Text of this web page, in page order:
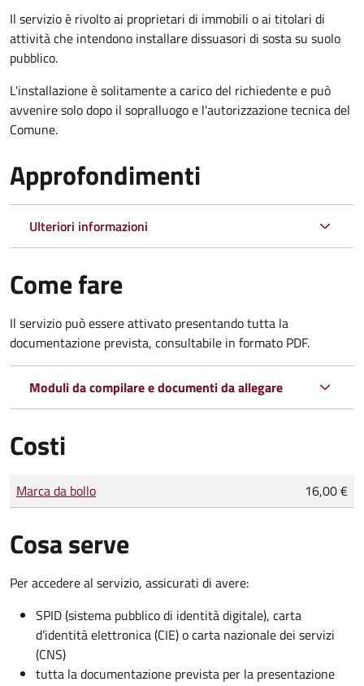
Il servizio è rivolto ai proprietari di immobili o ai titolari di
attività che intendono installare dissuasori di sosta su suolo
pubblico.
L'installazione è solitamente a carico del richiedente e può
avvenire solo dopo il sopralluogo e l'autorizzazione tecnica del
Comune.
Approfondimenti
Ulteriori informazioni
Come fare
Il servizio può essere attivato presentando tutta la
documentazione prevista, consultabile in formato PDF.
Moduli da compilare e documenti da allegare
Costi
Tipo di pagamento
Importo
Marca da bollo 16,00 €
Cosa serve
Per accedere al servizio, assicurati di avere:
SPID (sistema pubblico di identità digitale), carta
d’identità elettronica (CIE) o carta nazionale dei servizi
(CNS)
tutta la documentazione prevista per la presentazione